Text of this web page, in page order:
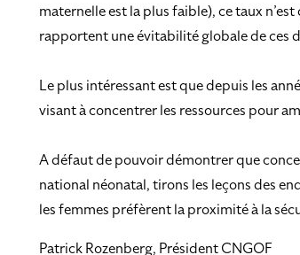
maternelle est la plus faible), ce taux
rapportent une évitabilité globale de ces
Le plus intéressant est que depuis les
visant à concentrer les ressources pour
A défaut de pouvoir démontrer que
national néonatal, tirons les leçons des
les femmes préfèrent la proximité à la
Patrick Rozenberg, Président CNGOF